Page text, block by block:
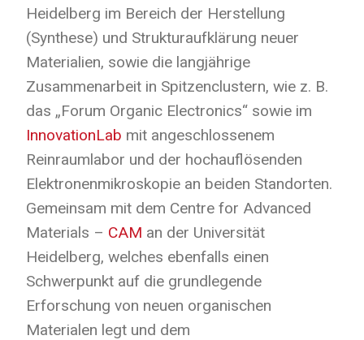
Heidelberg im Bereich der Herstellung
(Synthese) und Strukturaufklärung neuer
Materialien, sowie die langjährige
Zusammenarbeit in Spitzenclustern, wie z. B.
das „Forum Organic Electronics“ sowie im
InnovationLab mit angeschlossenem
Reinraumlabor und der hochauflösenden
Elektronenmikroskopie an beiden Standorten.
Gemeinsam mit dem Centre for Advanced
Materials – CAM an der Universität
Heidelberg, welches ebenfalls einen
Schwerpunkt auf die grundlegende
Erforschung von neuen organischen
Materialen legt und dem